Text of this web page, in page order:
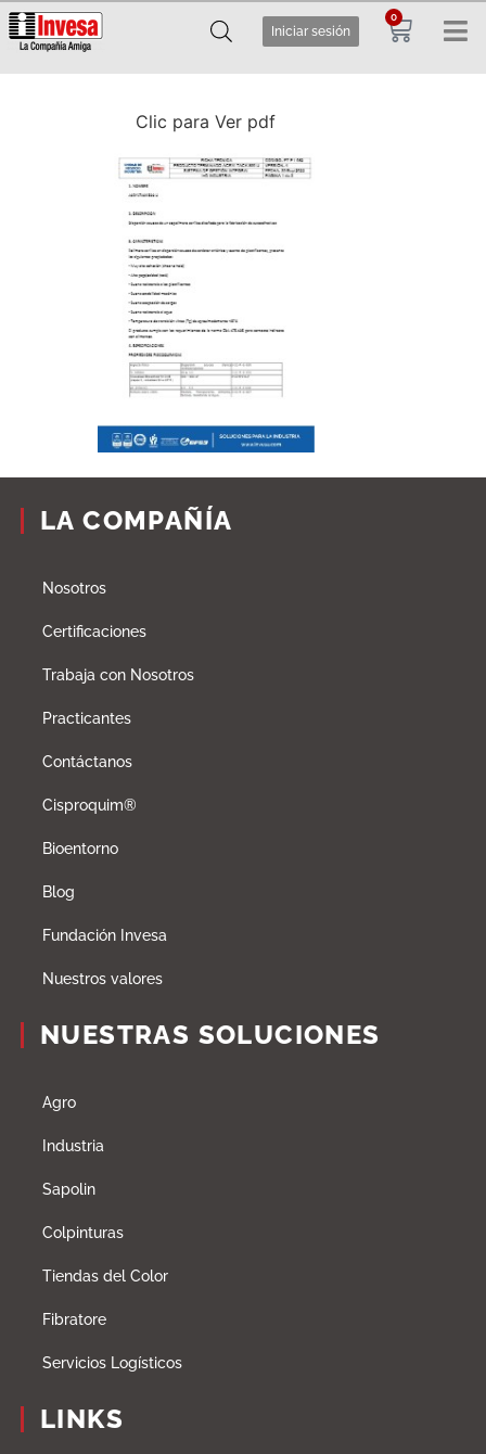
Iniciar sesión
0
Clic para Ver pdf
LA COMPAÑÍA
Nosotros
Certificaciones
Trabaja con Nosotros
Practicantes
Contáctanos
Cisproquim®
Bioentorno
Blog
Fundación Invesa
Nuestros valores
NUESTRAS SOLUCIONES
Agro
Industria
Sapolin
Colpinturas
Tiendas del Color
Fibratore
Servicios Logísticos
LINKS